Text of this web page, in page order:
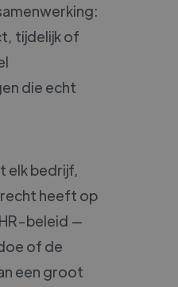
tijdelijk of
die echt
elk bedrijf,
heeft op
beleid —
of de
een groot